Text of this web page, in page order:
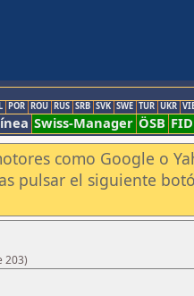
POR ROU RUS SRB SVK SWE TUR UKR
Swiss-Manager ÖSB
como Google o
pulsar el siguiente
203)